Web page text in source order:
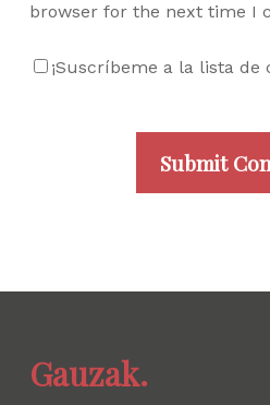
browser for the next time I
¡Suscríbeme a la lista de
Gauzak.